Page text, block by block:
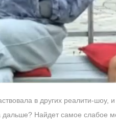
в других реалити-
Найдет самое слабое